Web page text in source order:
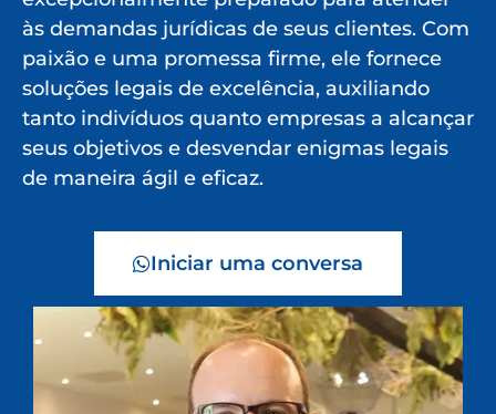
às demandas jurídicas de seus clientes. Com
paixão e uma promessa firme, ele fornece
soluções legais de excelência, auxiliando
tanto indivíduos quanto empresas a alcançar
seus objetivos e desvendar enigmas legais
de maneira ágil e eficaz.
Iniciar uma conversa